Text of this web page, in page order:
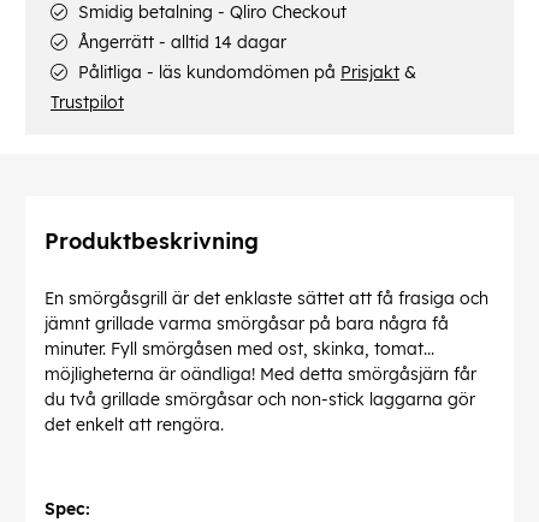
Smidig betalning - Qliro Checkout
Ångerrätt - alltid 14 dagar
Pålitliga - läs kundomdömen på Prisjakt &
Trustpilot
Produktbeskrivning
En smörgåsgrill är det enklaste sättet att få frasiga och
jämnt grillade varma smörgåsar på bara några få
minuter. Fyll smörgåsen med ost, skinka, tomat...
möjligheterna är oändliga! Med detta smörgåsjärn får
du två grillade smörgåsar och non-stick laggarna gör
det enkelt att rengöra.
Spec: